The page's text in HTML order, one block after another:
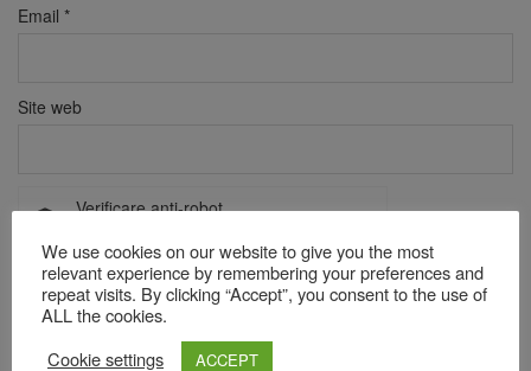
Email *
Site web
Verificare anti-robot
FriendlyCaptcha ⇗
Acest site folosește Akismet pentru a reduce spamul.
We use cookies on our website to give you the most
relevant experience by remembering your preferences and
repeat visits. By clicking “Accept”, you consent to the use of
ALL the cookies.
Cookie settings
ACCEPT